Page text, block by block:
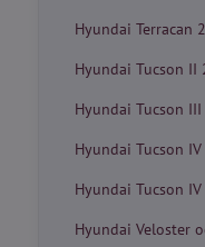
Hyundai Terracan
Hyundai Tucson II
Hyundai Tucson
Hyundai Tucson
Hyundai Tucson
Hyundai Veloster